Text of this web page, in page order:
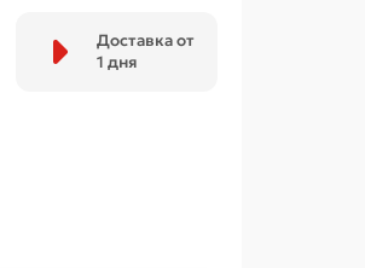
Доставка от
1 дня